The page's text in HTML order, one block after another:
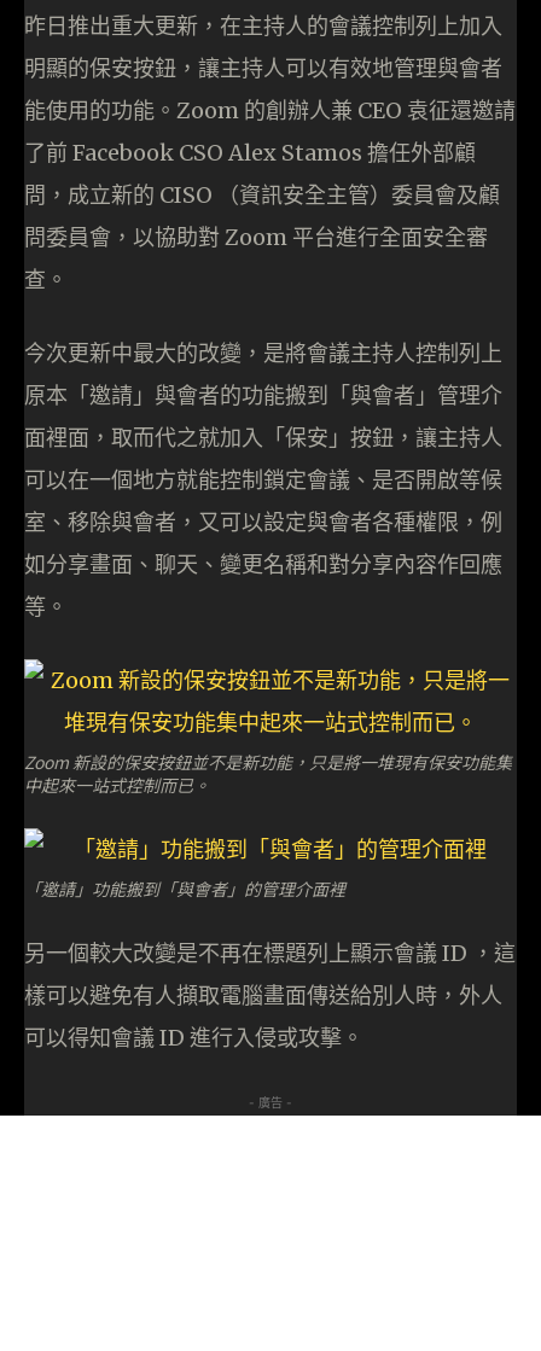
昨日推出重大更新，在主持人的會議控制列上加入
明顯的保安按鈕，讓主持人可以有效地管理與會者
能使用的功能。Zoom 的創辦人兼 CEO 袁征還邀請
了前 Facebook CSO Alex Stamos 擔任外部顧
問，成立新的 CISO （資訊安全主管）委員會及顧
問委員會，以協助對 Zoom 平台進行全面安全審
查。
今次更新中最大的改變，是將會議主持人控制列上
原本「邀請」與會者的功能搬到「與會者」管理介
面裡面，取而代之就加入「保安」按鈕，讓主持人
可以在一個地方就能控制鎖定會議、是否開啟等候
室、移除與會者，又可以設定與會者各種權限，例
如分享畫面、聊天、變更名稱和對分享內容作回應
等。
Zoom 新設的保安按鈕並不是新功能，只是將一堆現有保安功能集
中起來一站式控制而已。
「邀請」功能搬到「與會者」的管理介面裡
另一個較大改變是不再在標題列上顯示會議 ID ，這
樣可以避免有人擷取電腦畫面傳送給別人時，外人
可以得知會議 ID 進行入侵或攻擊。
- 廣告 -